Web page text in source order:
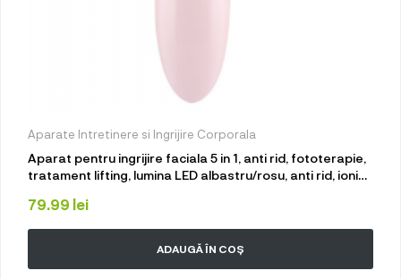
Aparate Intretinere si Ingrijire Corporala
Aparat pentru ingrijire faciala 5 in 1, anti rid, fototerapie,
tratament lifting, lumina LED albastru/rosu, anti rid, ioni
79.99 lei
ADAUGĂ ÎN COȘ